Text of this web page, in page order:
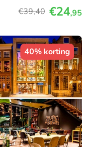
€39,40 €24,95
40% korting